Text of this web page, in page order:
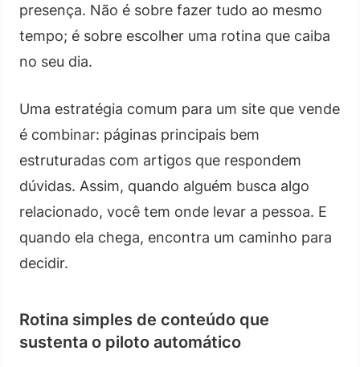
presença. Não é sobre fazer tudo ao mesmo
tempo; é sobre escolher uma rotina que caiba
no seu dia.
Uma estratégia comum para um site que vende
é combinar: páginas principais bem
estruturadas com artigos que respondem
dúvidas. Assim, quando alguém busca algo
relacionado, você tem onde levar a pessoa. E
quando ela chega, encontra um caminho para
decidir.
Rotina simples de conteúdo que
sustenta o piloto automático